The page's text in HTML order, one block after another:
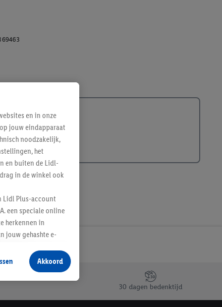
30 dagen bedenktijd
en in onze
jouw eindapparaat
noodzakelijk,
het
en buiten de Lidl-
in de winkel ook
Lidl Plus-account
een speciale online
herkennen in
jouw gehashte e-
producten waarin je
te plaatsen
verschillende
Akkoord